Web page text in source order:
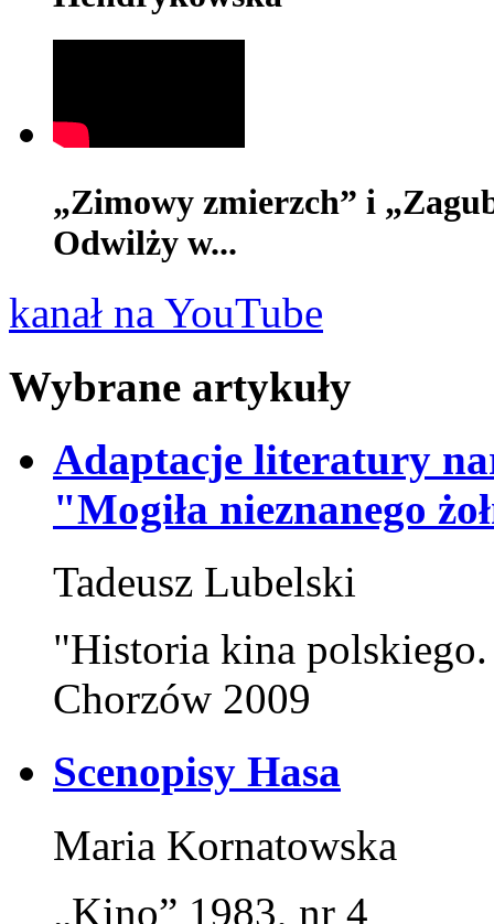
„Zimowy zmierzch” i
Odwilży w...
kanał na YouTube
Wybrane artykuły
Adaptacje literatury
"Mogiła nieznanego
Tadeusz Lubelski
"Historia kina
Chorzów 2009
Scenopisy Hasa
Maria Kornatowska
„Kino” 1983, nr 4